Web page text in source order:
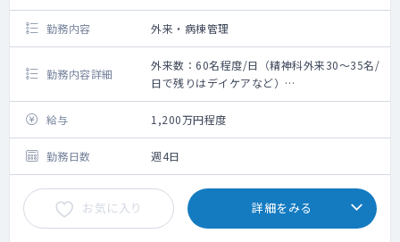
勤務内容 外来・病棟管理
勤務内容詳細
外来数：60名程度/日（精神科外来30～35名/
日で残りはデイケアなど）
救急搬入数：なし
〇外来・病棟の対応
〇うつ病、認知症の患者の割合が高いです
（アルコール依存症も稀にいます）
〇指導医のサポート体制がございます。
給与 1,200万円程度
勤務日数 週4日
お気に入り 詳細をみる